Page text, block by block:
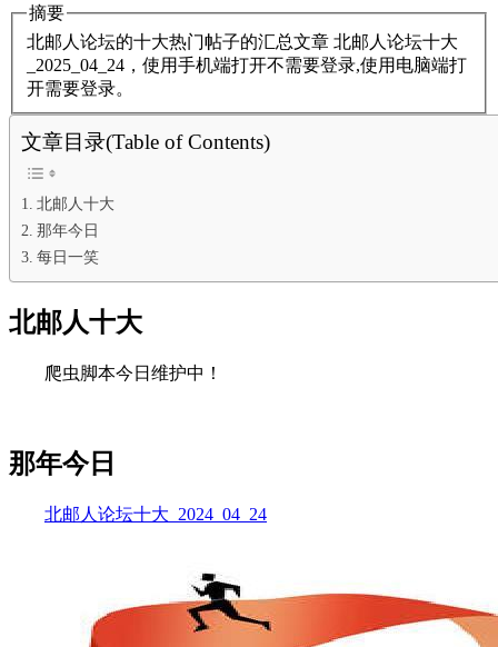
摘要
北邮人论坛的十大热门帖子的汇总文章 北邮人论坛十大
_2025_04_24，使用手机端打开不需要登录,使用电脑端打
开需要登录。
文章目录(Table of Contents)
北邮人十大
那年今日
每日一笑
北邮人十大
爬虫脚本今日维护中！
那年今日
北邮人论坛十大_2024_04_24